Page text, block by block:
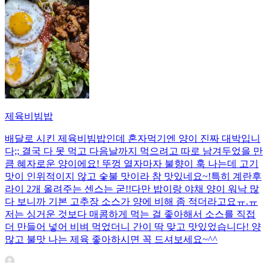
제육비빔밥
배달로 시킨 제육비빔밥인데 혼자먹기엔 양이 진짜 대박입니
다;; 결국 다 못 먹고 다음날까지 먹으려고 따로 남겨두었을 만
큼 혜자로운 양이에요! 뚜껑 열자마자 불향이 훅 나는데 고기
맛이 인위적이지 않고 숯불 맛이라 참 맛있네요~!특히 계란후
라이 2개 올려주는 센스는 굳!! ​다만 밥이랑 야채 양이 워낙 많
다 보니까 기본 고추장 소스가 양에 비해 좀 적더라고요ㅠ.ㅠ
저는 싱거운 것보다 매콤하게 먹는 걸 좋아해서 소스를 직접
더 만들어 넣어 비벼 먹었더니 간이 딱 맞고 맛있었습니다! 양
많고 불맛 나는 제육 좋아하시면 꼭 드셔보세요~^^